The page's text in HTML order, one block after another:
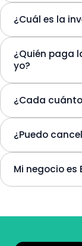
¿Cuál es la
¿Quién paga
yo?
¿Cada
¿Puedo
Mi negocio es